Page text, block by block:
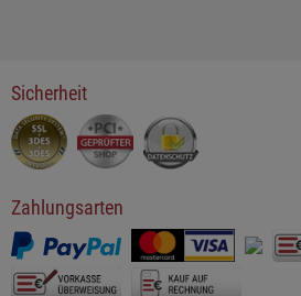
Sicherheit
Zahlungsarten